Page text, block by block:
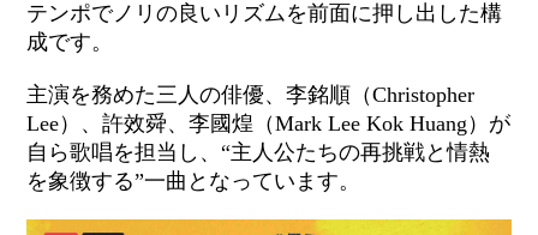
テンポでノリの良いリズムを前面に押し出した構
成です。
主演を務めた三人の俳優、李銘順（Christopher
Lee）、許效舜、李國煌（Mark Lee Kok Huang）が
自ら歌唱を担当し、“主人公たちの再挑戦と情熱
を象徴する”一曲となっています。